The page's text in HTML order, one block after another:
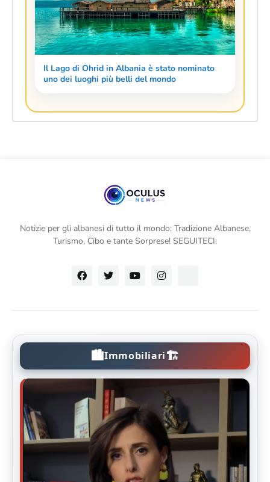
Il Lago di Ohrid in Albania è stato nominato
uno dei luoghi più belli del mondo
Notizie per gli albanesi di tutto il mondo: Tradizione Albanese,
Turismo, Cibo e tante Sorprese! SEGUITECI:
🏙️Immobiliari🏗️